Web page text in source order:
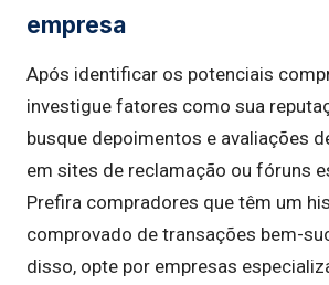
empresa
Após identificar os potenciais
investigue fatores como sua
busque depoimentos e avaliações
em sites de reclamação ou fóruns
Prefira compradores que têm um
comprovado de transações bem-
disso, opte por empresas